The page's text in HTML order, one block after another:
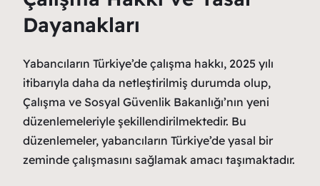
Dayanakları
Yabancıların Türkiye’de çalışma hakkı, 2025 yılı
itibarıyla daha da netleştirilmiş durumda olup,
Çalışma ve Sosyal Güvenlik Bakanlığı’nın yeni
düzenlemeleriyle şekillendirilmektedir. Bu
düzenlemeler, yabancıların Türkiye’de yasal bir
zeminde çalışmasını sağlamak amacı taşımaktadır.